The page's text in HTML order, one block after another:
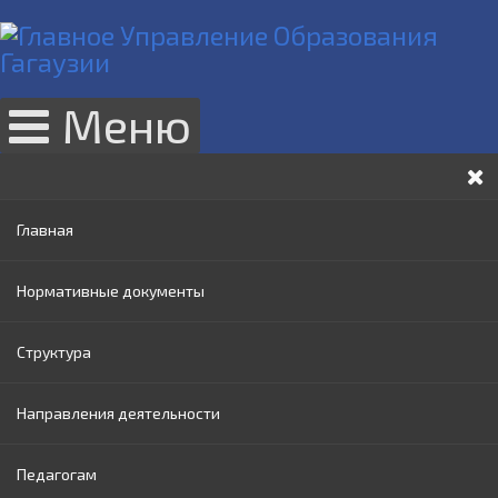
Меню
Главная
Нормативные документы
Законы РМ
Нормативные акты Правительства РМ
Нормативные документы МОИ
Структура
Руководство
Административный совет
Направления деятельности
Раннее образование
Педагогам